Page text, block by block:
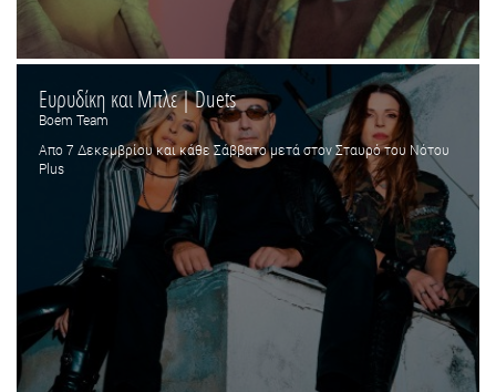
Ευρυδίκη και Μπλε | Duets
Boem Team
Απο 7 Δεκεμβρίου και κάθε Σάββατο μετά στον Σταυρό του Νότου
Plus